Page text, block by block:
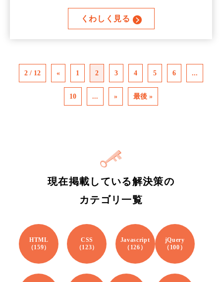
くわしく見る
2 / 12 « 1 2 3 4 5 6 ...
10 ... » 最後 »
現在掲載している解決策の
カテゴリ一覧
HTML
（159）
CSS
（123）
Javascript
（126）
jQuery
（100）